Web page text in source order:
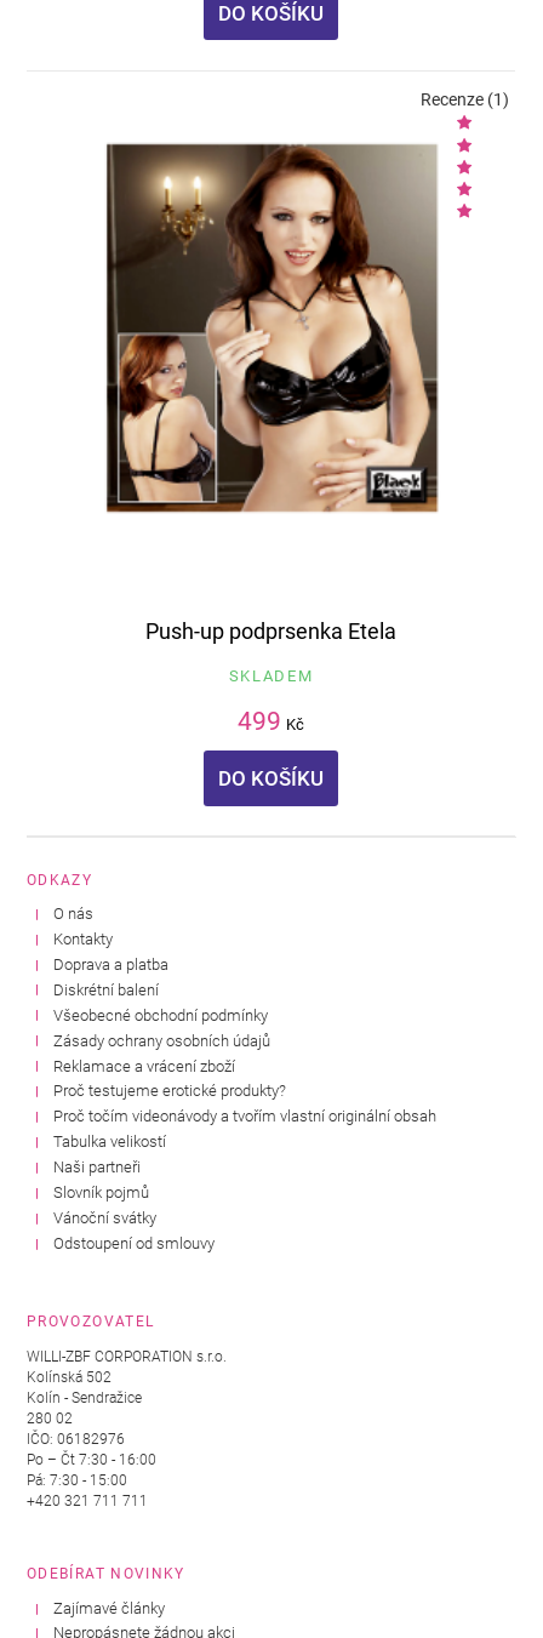
DO KOŠÍKU
Push-up podprsenka Etela
SKLADEM
499 Kč
DO KOŠÍKU
Recenze (1)
ODKAZY
O nás
Kontakty
Doprava a platba
Diskrétní balení
Všeobecné obchodní podmínky
Zásady ochrany osobních údajů
Reklamace a vrácení zboží
Proč testujeme erotické produkty?
Proč točím videonávody a tvořím vlastní originální obsah
Tabulka velikostí
Naši partneři
Slovník pojmů
Vánoční svátky
Odstoupení od smlouvy
PROVOZOVATEL
WILLI-ZBF CORPORATION s.r.o.
Kolínská 502
Kolín - Sendražice
280 02
IČO: 06182976
Po – Čt 7:30 - 16:00
Pá: 7:30 - 15:00
+420 321 711 711
ODEBÍRAT NOVINKY
Zajímavé články
Nepropásnete žádnou akci